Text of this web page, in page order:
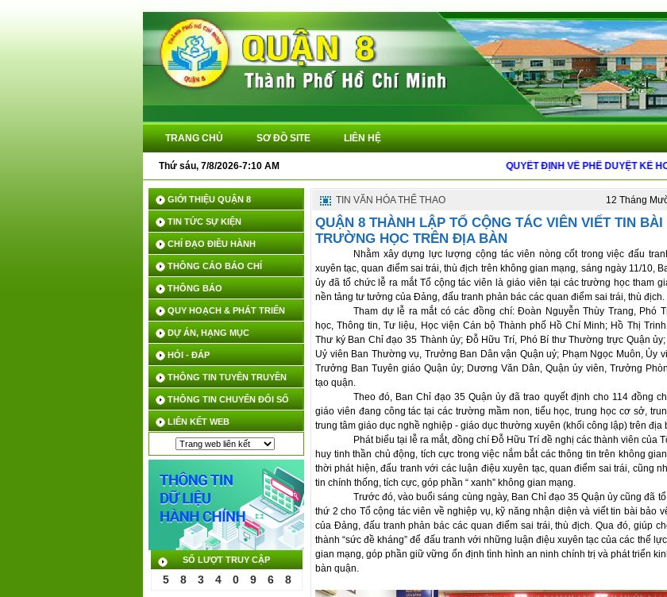
TRANG CHỦ SƠ ĐỒ SITE LIÊN HỆ
Thứ sáu, 7/8/2026-7:10 AM QUYẾT ĐỊNH VỀ PHÊ DUYỆT KẾ HOẠCH
GIỚI THIỆU QUẬN 8
TIN TỨC SỰ KIỆN
CHỈ ĐẠO ĐIỀU HÀNH
THÔNG CÁO BÁO CHÍ
THÔNG BÁO
QUY HOẠCH & PHÁT TRIỂN
DỰ ÁN, HẠNG MỤC
HỎI - ĐÁP
THÔNG TIN TUYÊN TRUYỀN
THÔNG TIN CHUYỂN ĐỔI SỐ
LIÊN KẾT WEB
SỐ LƯỢT TRUY CẬP
5 8 3 4 0 9 6 8
TIN VĂN HÓA THỂ THAO 12 Tháng
QUẬN 8 THÀNH LẬP TỔ CỘNG TÁC VIÊN VIẾT TIN
TRƯỜNG HỌC TRÊN ĐỊA BÀN
Nhằm xây dựng lực lượng cộng tác viên nòng cốt trong việc đấu
xuyên tạc, quan điểm sai trái, thù địch trên không gian mạng, sáng ngày 11/10,
ủy đã tổ chức lễ ra mắt Tổ cộng tác viên là giáo viên tại các trường học tham
nền tảng tư tưởng của Đảng, đấu tranh phản bác các quan điểm sai trái, thù địch.
Tham dự lễ ra mắt có các đồng chí: Đoàn Nguyễn Thùy Trang, Phó
học, Thông tin, Tư liệu, Học viện Cán bộ Thành phố Hồ Chí Minh; Hồ Thị
Thư ký Ban Chỉ đạo 35 Thành ủy; Đỗ Hữu Trí, Phó Bí thư Thường trực Quận
Uỷ viên Ban Thường vụ, Trưởng Ban Dân vận Quận uỷ; Phạm Ngọc Muôn, Ủy
Trưởng Ban Tuyên giáo Quận ủy; Dương Văn Dân, Quận ủy viên, Trưởng
tạo quận.
Theo đó, Ban Chỉ đạo 35 Quận ủy đã trao quyết định cho 114 đồng
giáo viên đang công tác tại các trường mầm non, tiểu học, trung học cơ sở,
trung tâm giáo dục nghề nghiệp - giáo dục thường xuyên (khối công lập) trên địa
Phát biểu tại lễ ra mắt, đồng chí Đỗ Hữu Trí đề nghị các thành viên của
huy tinh thần chủ động, tích cực trong việc nắm bắt các thông tin trên không
thời phát hiện, đấu tranh với các luận điệu xuyên tạc, quan điểm sai trái, cũng
tin chính thống, tích cực, góp phần “ xanh” không gian mạng.
Trước đó, vào buổi sáng cùng ngày, Ban Chỉ đạo 35 Quận ủy cũng đã
thứ 2 cho Tổ cộng tác viên về nghiệp vụ, kỹ năng nhận diện và viết tin bài bảo
của Đảng, đấu tranh phản bác các quan điểm sai trái, thù địch. Qua đó, giúp
thành “sức đề kháng” để đấu tranh với những luận điệu xuyên tạc của các thế
gian mạng, góp phần giữ vững ổn định tình hình an ninh chính trị và phát triển
bàn quận.